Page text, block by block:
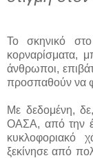
Το σκηνικό
κορναρίσματα,
άνθρωποι,
προσπαθούν να
Με δεδομένη,
ΟΑΣΑ, από την
κυκλοφοριακό
ξεκίνησε από